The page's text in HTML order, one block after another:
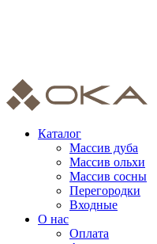
Каталог
Массив дуба
Массив ольхи
Массив сосны
Перегородки
Входные
О нас
Оплата